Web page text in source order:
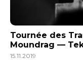
Tournée des
Moundrag —
15.11.2019